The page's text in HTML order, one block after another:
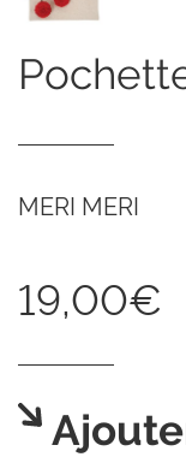
MERI MERI
19,00€